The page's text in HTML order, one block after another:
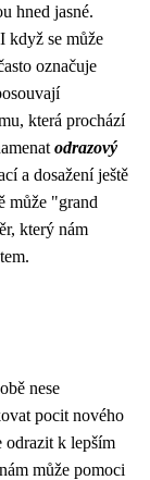
hned jasné.
když se může
označuje
která prochází
odrazový
a dosažení ještě
může "grand
který nám
nese
pocit nového
odrazit k lepším
může pomoci